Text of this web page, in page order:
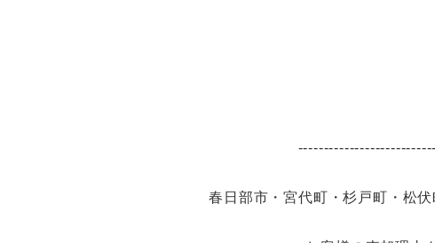
春日部市・宮代町・杉戸町・松